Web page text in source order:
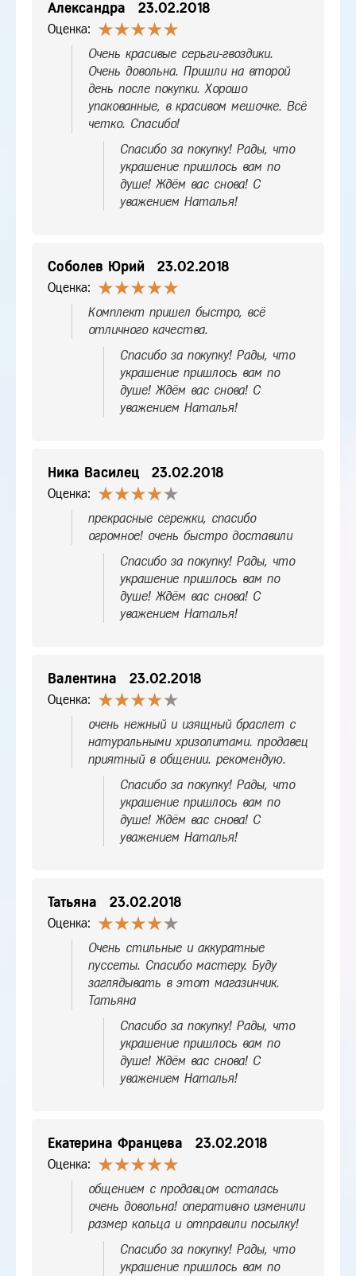
Александра 23.02.2018
Оценка:
Очень красивые серьги-гвоздики.
Очень довольна. Пришли на второй
день после покупки. Хорошо
упакованные, в красивом мешочке. Всё
четко. Спасибо!
Спасибо за покупку! Рады, что
украшение пришлось вам по
душе! Ждём вас снова! С
уважением Наталья!
Соболев Юрий 23.02.2018
Оценка:
Комплект пришел быстро, всё
отличного качества.
Спасибо за покупку! Рады, что
украшение пришлось вам по
душе! Ждём вас снова! С
уважением Наталья!
Ника Василец 23.02.2018
Оценка:
прекрасные сережки, спасибо
огромное! очень быстро доставили
Спасибо за покупку! Рады, что
украшение пришлось вам по
душе! Ждём вас снова! С
уважением Наталья!
Валентина 23.02.2018
Оценка:
очень нежный и изящный браслет с
натуральными хризолитами. продавец
приятный в общении. рекомендую.
Спасибо за покупку! Рады, что
украшение пришлось вам по
душе! Ждём вас снова! С
уважением Наталья!
Татьяна 23.02.2018
Оценка:
Очень стильные и аккуратные
пуссеты. Спасибо мастеру. Буду
заглядывать в этот магазинчик.
Татьяна
Спасибо за покупку! Рады, что
украшение пришлось вам по
душе! Ждём вас снова! С
уважением Наталья!
Екатерина Францева 23.02.2018
Оценка:
общением с продавцом осталась
очень довольна! оперативно изменили
размер кольца и отправили посылку!
Спасибо за покупку! Рады, что
украшение пришлось вам по